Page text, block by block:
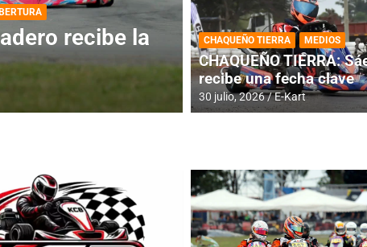
para la
DESTACADA INFORME CENTRAL
RMC BUENOS
histórica en
4 agosto, 2026 E-Kart
CHAQUEÑO TIERRA MEDIOS
CHAQUEÑO TIERRA:
recibe una fecha clave
30 julio, 2026 E-Kart